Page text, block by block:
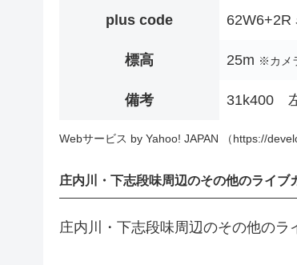
plus code 62W6+2R
標高 25m ※カメ
備考 31k400
Webサービス by Yahoo! JAPAN （https://
庄内川・下志段味周辺のその他のライブ
庄内川・下志段味周辺のその他のラ